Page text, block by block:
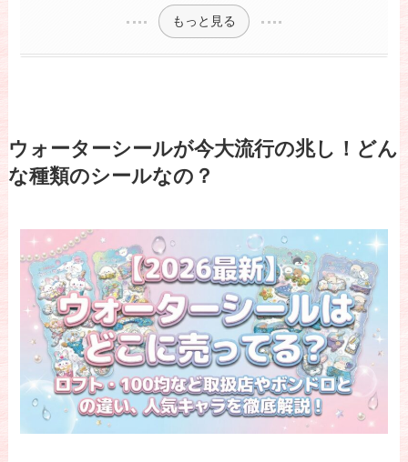
もっと見る
ウォーターシールが今大流行の兆し！どん
な種類のシールなの？